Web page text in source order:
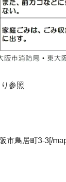
り参照
市鳥居町3-3[/